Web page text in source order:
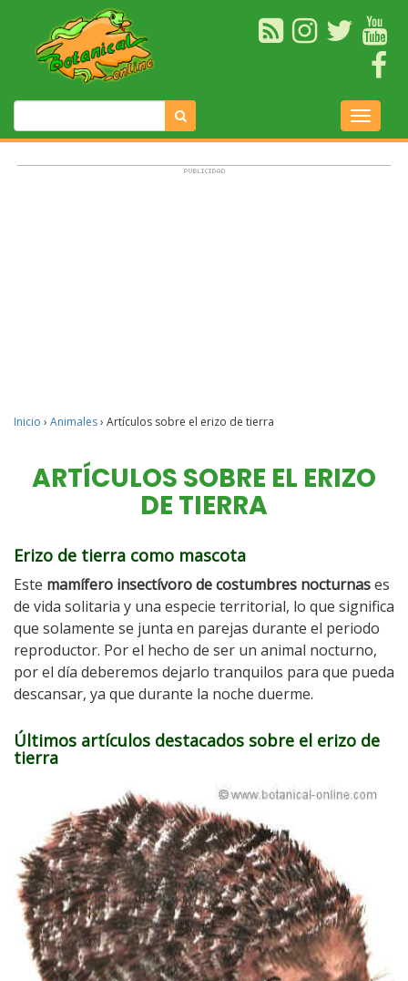
Inicio › Animales› Artículos sobre el erizo de tierra
ARTÍCULOS SOBRE EL ERIZO
DE TIERRA
Erizo de tierra como mascota
Este mamífero insectívoro de costumbres nocturnases
de vida solitaria y una especie territorial, lo que significa
que solamente se junta en parejas durante el periodo
reproductor. Por el hecho de ser un animal nocturno,
por el día deberemos dejarlo tranquilos para que pueda
descansar, ya que durante la noche duerme.
Últimos artículos destacados sobre el erizo de
tierra